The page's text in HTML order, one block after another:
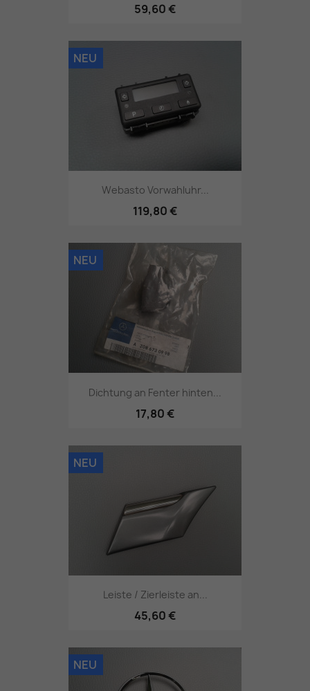
59,60 €
Webasto Vorwahluhr...
119,80 €
NEU
Dichtung an Fenter hinten...
17,80 €
NEU
Leiste / Zierleiste an...
45,60 €
NEU
NEU